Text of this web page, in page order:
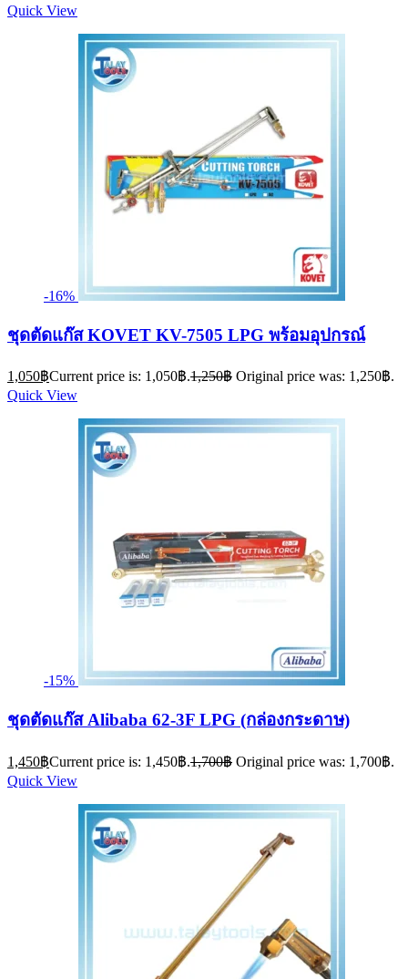
Quick View
-16%
ชุดตัดแก๊ส KOVET KV-7505 LPG พร้อมอุปกรณ์
1,050฿Current price is: 1,050฿.1,250฿ Original price was: 1,250฿.
Quick View
-15%
ชุดตัดแก๊ส Alibaba 62-3F LPG (กล่องกระดาษ)
1,450฿Current price is: 1,450฿.1,700฿ Original price was: 1,700฿.
Quick View